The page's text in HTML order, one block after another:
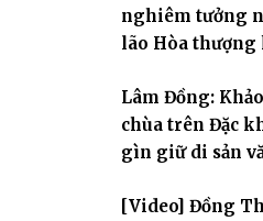
nghiêm tưởng
lão Hòa
Lâm Đồng:
chùa trên Đặc
gìn giữ di sản
[Video] Đồng